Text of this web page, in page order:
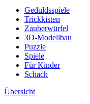
Geduldsspiele
Trickkisten
Zauberwürfel
3D-Modellbau
Puzzle
Spiele
Für Kinder
Schach
Übersicht